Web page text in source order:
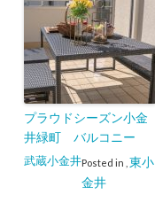
プラウドシーズン小金
井緑町 バルコニー
Posted in
武蔵小金井
東小
金井